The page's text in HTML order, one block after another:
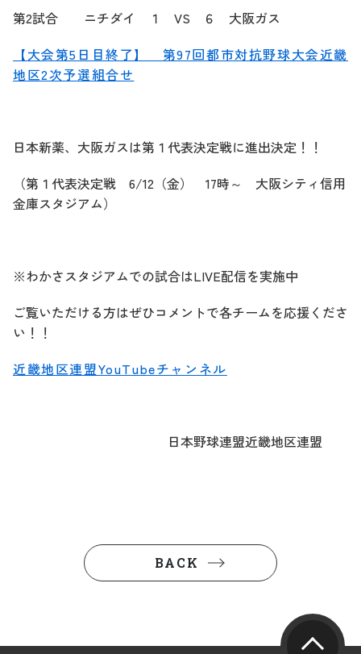
第2試合 ニチダイ １ VS ６ 大阪ガス
【大会第5日目終了】 第97回都市対抗野球大会近畿
地区2次予選組合せ
日本新薬、大阪ガスは第１代表決定戦に進出決定！！
（第１代表決定戦 6/12（金） 17時～ 大阪シティ信用
金庫スタジアム）
※わかさスタジアムでの試合はLIVE配信を実施中
ご覧いただける方はぜひコメントで各チームを応援くださ
い！！
近畿地区連盟YouTubeチャンネル
日本野球連盟近畿地区連盟
BACK